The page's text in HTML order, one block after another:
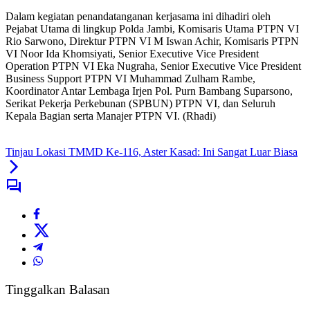
Dalam kegiatan penandatanganan kerjasama ini dihadiri oleh
Pejabat Utama di lingkup Polda Jambi, Komisaris Utama PTPN VI
Rio Sarwono, Direktur PTPN VI M Iswan Achir, Komisaris PTPN
VI Noor Ida Khomsiyati, Senior Executive Vice President
Operation PTPN VI Eka Nugraha, Senior Executive Vice President
Business Support PTPN VI Muhammad Zulham Rambe,
Koordinator Antar Lembaga Irjen Pol. Purn Bambang Suparsono,
Serikat Pekerja Perkebunan (SPBUN) PTPN VI, dan Seluruh
Kepala Bagian serta Manajer PTPN VI. (Rhadi)
Tinjau Lokasi TMMD Ke-116, Aster Kasad: Ini Sangat Luar Biasa
Tinggalkan Balasan